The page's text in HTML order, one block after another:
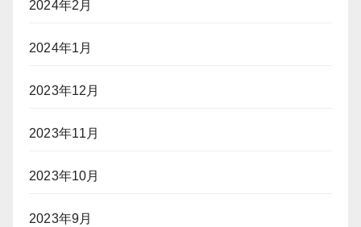
2024年2月
2024年1月
2023年12月
2023年11月
2023年10月
2023年9月